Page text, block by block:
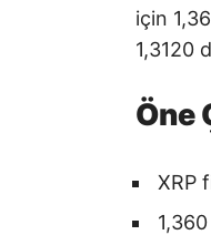
için
1,3120
Öne
XRP